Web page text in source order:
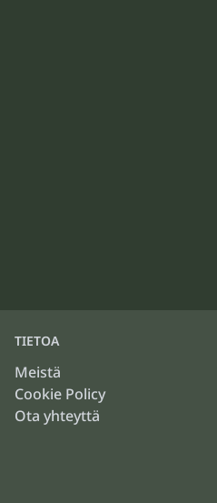
TIETOA
Meistä
Cookie Policy
Ota yhteyttä